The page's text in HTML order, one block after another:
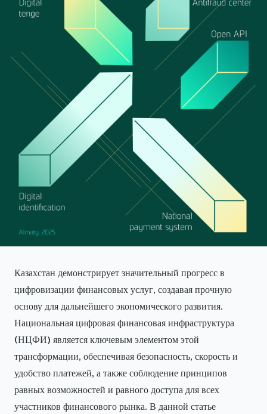
Казахстан демонстрирует значительный прогресс в
цифровизации финансовых услуг, создавая прочную
основу для дальнейшего экономического развития.
Национальная цифровая финансовая инфраструктура
(НЦФИ) является ключевым элементом этой
трансформации, обеспечивая безопасность, скорость и
удобство платежей, а также соблюдение принципов
равных возможностей и равного доступа для всех
участников финансового рынка. В данной статье